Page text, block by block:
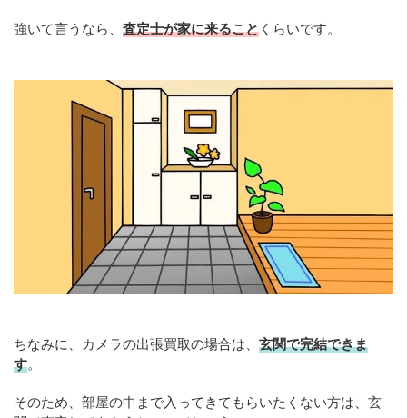
強いて言うなら、 査定士が家に来ること くらいです。
ちなみに、カメラの出張買取の場合は、 玄関で完結できま
す。
そのため、部屋の中まで入ってきてもらいたくない方は、玄